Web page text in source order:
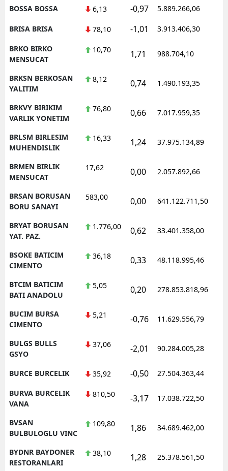
BOSSA BOSSA 6,13 -0,97 5.889.266,06
BRISA BRISA 78,10 -1,01 3.913.406,30
BRKO BIRKO
MENSUCAT
10,70 1,71 988.704,10
BRKSN BERKOSAN
YALITIM
8,12 0,74 1.490.193,35
BRKVY BIRIKIM
VARLIK YONETIM
76,80 0,66 7.017.959,35
BRLSM BIRLESIM
MUHENDISLIK
16,33 1,24 37.975.134,89
BRMEN BIRLIK
MENSUCAT
17,62 0,00 2.057.892,66
BRSAN BORUSAN
BORU SANAYI
583,00 0,00 641.122.711,50
BRYAT BORUSAN
YAT. PAZ.
1.776,00 0,62 33.401.358,00
BSOKE BATICIM
CIMENTO
36,18 0,33 48.118.995,46
BTCIM BATICIM
BATI ANADOLU
5,05 0,20 278.853.818,96
BUCIM BURSA
CIMENTO
5,21 -0,76 11.629.556,79
BULGS BULLS
GSYO
37,06 -2,01 90.284.005,28
BURCE BURCELIK 35,92 -0,50 27.504.363,44
BURVA BURCELIK
VANA
810,50 -3,17 17.038.722,50
BVSAN
BULBULOGLU VINC
109,80 1,86 34.689.462,00
BYDNR BAYDONER
RESTORANLARI
38,10 1,28 25.378.561,50